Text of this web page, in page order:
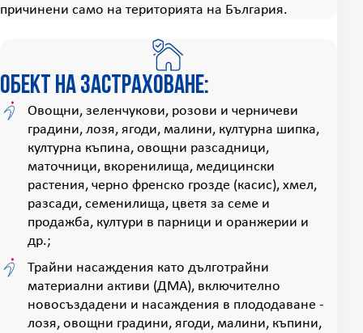
причинени само на територията на България.
Обект на застраховане:
Овощни, зеленчукови, розови и черничеви
градини, лозя, ягоди, малини, културна шипка,
културна къпина, овощни разсадници,
маточници, вкоренилища, медицински
растения, черно френско грозде (касис), хмел,
разсади, семенилища, цветя за семе и
продажба, култури в парници и оранжерии и
др.;
Трайни насаждения като дълготрайни
материални активи (ДМА), включително
новосъздадени и насаждения в плододаване -
лозя, овощни градини, ягоди, малини, къпини,